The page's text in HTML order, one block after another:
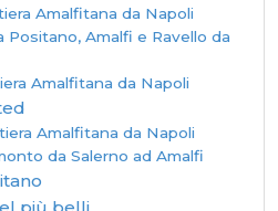
Amalfitana da Napoli
Positano, Amalfi e Ravello da
Amalfitana da Napoli
Amalfitana da Napoli
da Salerno ad Amalfi